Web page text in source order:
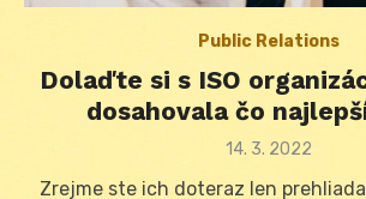
Public Relations
Dolaďte si s ISO
dosahovala čo
Posted
14. 3. 2022
Zrejme ste ich doteraz len